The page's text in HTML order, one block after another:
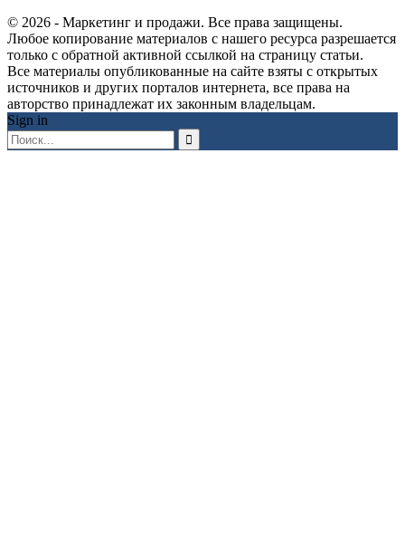
© 2026 - Маркетинг и продажи. Все права защищены.
Любое копирование материалов с нашего ресурса разрешается
только с обратной активной ссылкой на страницу статьи.
Все материалы опубликованные на сайте взяты с открытых
источников и других порталов интернета, все права на
авторство принадлежат их законным владельцам.
Sign in